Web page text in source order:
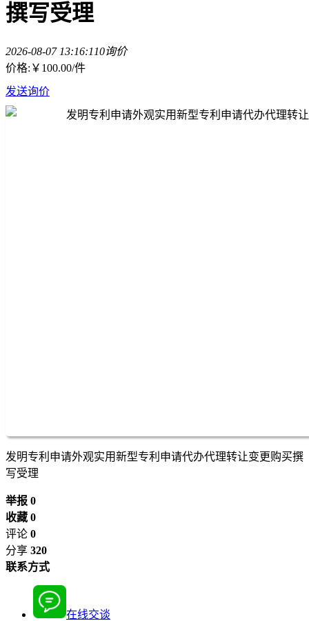
撰写受理
2026-08-07 13:16:110询价
价格: ￥100.00/件
发送询价
发明专利申请外观实用新型专利申请代办代理转让变更购买撰
写受理
举报 0
收藏 0
评论 0
分享 320
联系方式
在线交谈